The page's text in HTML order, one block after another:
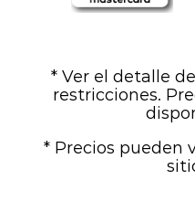
* Ver el detalle
restricciones.
* Precios pueden